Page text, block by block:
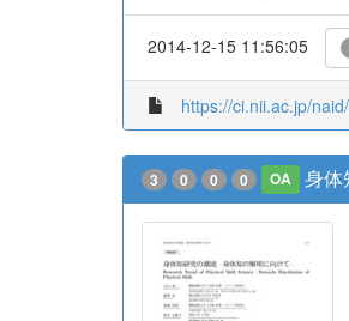
2014-12-15 11:56:05
https://ci.nii.ac.jp/
3 0 0 0 OA 身体